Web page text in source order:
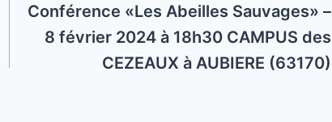
2
4
e
Conférence «Les Abeilles Sauvages» –
8 février 2024 à 18h30 CAMPUS des
CEZEAUX à AUBIERE (63170)